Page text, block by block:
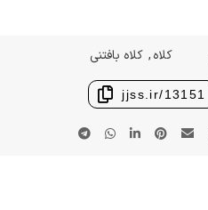
کلاه, کلاه بافتنی
jjss.ir/13151